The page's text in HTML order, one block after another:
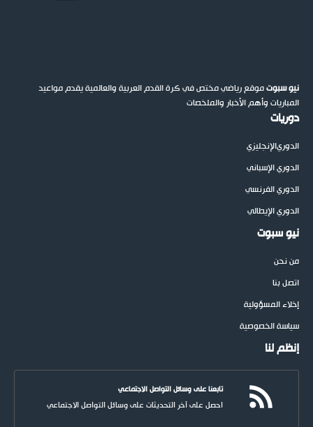
نيو سبوتموقع رياضي مختص في كرة القدم العربية والعالمية يقدم مواعيد
المباريات وأهم الأخبار والملخصات
دوريات
الدوريالإنجليزي
الدوري الإسباني
الدوري الفرنسي
الدوري الإيطالي
نيو سبوت
من نحن
اتصل بنا
إخلاء المسؤولية
سياسة الخصوصية
إنظم لنا
تابعنا على وسائل التواصل الاجتماعي
احصل على آخر التحديثات على وسائل التواصل الاجتماعي